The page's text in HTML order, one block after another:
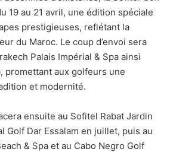
19 au 21 avril, une édition spéciale
prestigieuses, reflétant la
du Maroc. Le coup d’envoi sera
Palais Impérial & Spa ainsi
promettant aux golfeurs une
et modernité.
ensuite au Sofitel Rabat Jardin
Golf Dar Essalam en juillet, puis au
& Spa et au Cabo Negro Golf